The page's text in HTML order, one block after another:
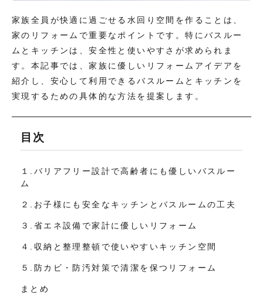
家族全員が快適に過ごせる水回り空間を作ることは、
家のリフォームで重要なポイントです。特にバスルー
ムとキッチンは、安全性と使いやすさが求められま
す。本記事では、家族に優しいリフォームアイデアを
紹介し、安心して利用できるバスルームとキッチンを
実現するための具体的な方法を提案します。
目次
１.バリアフリー設計で高齢者にも優しいバスルー
ム
２.お子様にも安全なキッチンとバスルームの工夫
３.省エネ設備で家計に優しいリフォーム
４.収納と整理整頓で使いやすいキッチン空間
５.防カビ・防汚対策で清潔を保つリフォーム
まとめ